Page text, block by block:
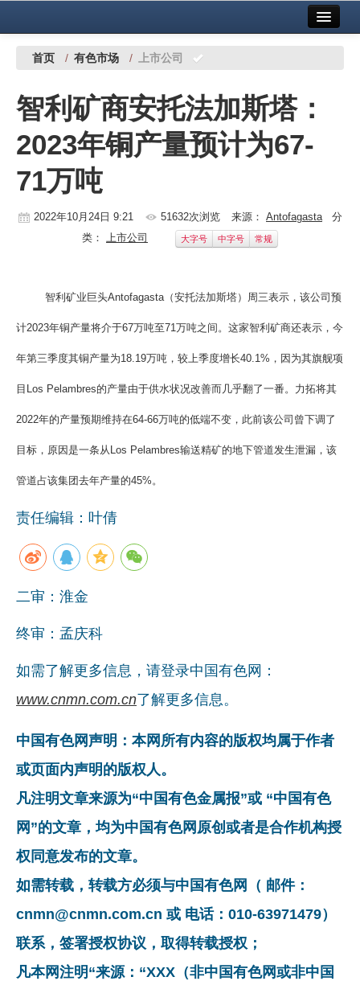
中国有色金属报社主办 广告服务
铜镍铅锌
铝
稀有稀土
有色市场
企业文化
《资源再生》杂志
行情报价
数字报
首页 / 有色市场 / 上市公司
智利矿商安托法加斯塔：
2023年铜产量预计为67-
71万吨
2022年10月24日 9:21 51632次浏览 来源： Antofagasta分
类： 上市公司 大字号 中字号 常规
智利矿业巨头Antofagasta（安托法加斯塔）周三表示，该公司预
计2023年铜产量将介于67万吨至71万吨之间。这家智利矿商还表示，今
年第三季度其铜产量为18.19万吨，较上季度增长40.1%，因为其旗舰项
目Los Pelambres的产量由于供水状况改善而几乎翻了一番。力拓将其
2022年的产量预期维持在64-66万吨的低端不变，此前该公司曾下调了
目标，原因是一条从Los Pelambres输送精矿的地下管道发生泄漏，该
管道占该集团去年产量的45%。
责任编辑：叶倩
二审：淮金
终审：孟庆科
如需了解更多信息，请登录中国有色网：
www.cnmn.com.cn了解更多信息。
中国有色网声明：本网所有内容的版权均属于作者
或页面内声明的版权人。
凡注明文章来源为“中国有色金属报”或 “中国有色
网”的文章，均为中国有色网原创或者是合作机构授
权同意发布的文章。
如需转载，转载方必须与中国有色网（ 邮件：
cnmn@cnmn.com.cn 或 电话：010-63971479）
联系，签署授权协议，取得转载授权；
凡本网注明“来源：“XXX（非中国有色网或非中国